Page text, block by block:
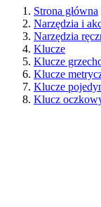
Strona główna
Narzędzia i
Narzędzia
Klucze
Klucze
Klucze
Klucze
Klucz